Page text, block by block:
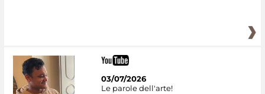
03/07/2026
Le parole dell'arte!